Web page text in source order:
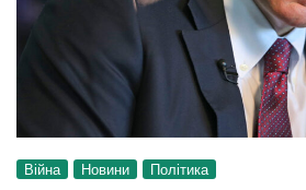
Війна Новини Політика